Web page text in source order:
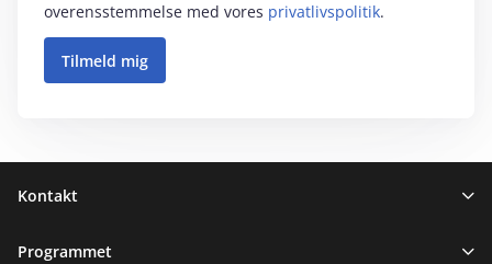
overensstemmelse med vores privatlivspolitik.
Sidefod
Kontakt
Programmet